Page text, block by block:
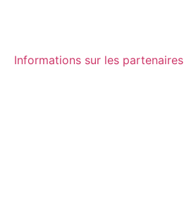
Informations sur les partenaires